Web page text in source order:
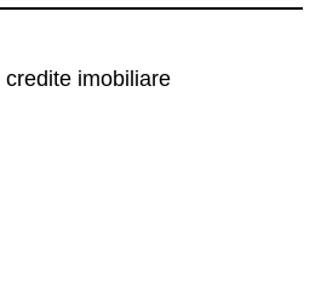
credite imobiliare